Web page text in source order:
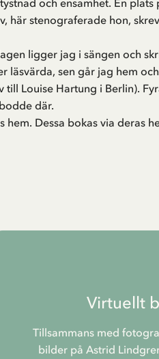
och ensamhet. En
här stenograferade hon,
ligger jag i sängen och
sen går jag hem
Louise Hartung i Berlin).
där.
Dessa bokas via deras
Virtuellt
Tillsammans med
bilder på Astrid